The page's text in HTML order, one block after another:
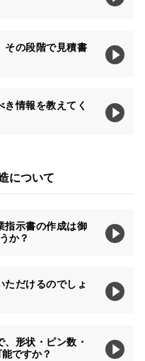
その段階で見積書
情報を教えてく
について
指示書の作成は御
か？
ただけるのでしょ
形状・ピン数・
ですか？